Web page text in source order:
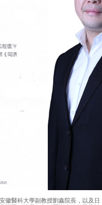
醫科大學副教授劉鑫院長，以及日